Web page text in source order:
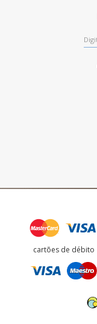
cartões de débito